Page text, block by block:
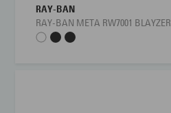
RAY-BAN
RAY-BAN META RW7001 BLAYZER